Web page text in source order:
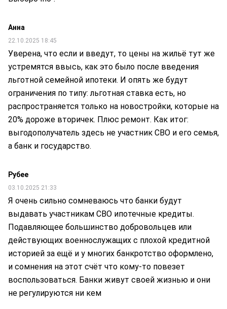
Анна
22.10.2025 18:45
Уверена, что если и введут, то цены на жильё тут же
устремятся ввысь, как это было после введения
льготной семейной ипотеки. И опять же будут
ограничения по типу: льготная ставка есть, но
распространяется только на новостройки, которые на
20% дороже вторичек. Плюс ремонт. Как итог:
выгодополучатель здесь не участник СВО и его семья,
а банк и государство.
Рубее
03.10.2025 21:33
Я очень сильно сомневаюсь что банки будут
выдавать участникам СВО ипотечные кредиты.
Подавляющее большинство добровольцев или
действующих военнослужащих с плохой кредитной
историей за ещё и у многих банкротство оформлено,
и сомнения на этот счёт что кому-то повезет
воспользоваться. Банки живут своей жизнью и они
не регулируются ни кем